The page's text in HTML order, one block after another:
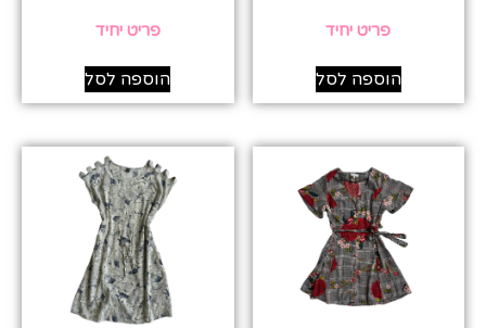
פריט יחיד
הוספה לסל
פריט יחיד
הוספה לסל